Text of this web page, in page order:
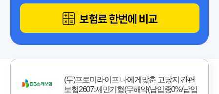
보험료 한번에 비교
(무)프로미라이프 나에게맞춘 고당지 간편
보험2607:세만기형(무해약(납입중0%/납입